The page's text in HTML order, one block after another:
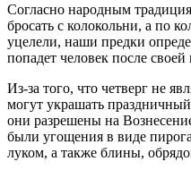
Согласно народным
бросать с колокольни, а по
уцелели, наши предки
попадет человек после
Из-за того, что четверг не
могут украшать
они разрешены на
были угощения в виде
луком, а также блины,